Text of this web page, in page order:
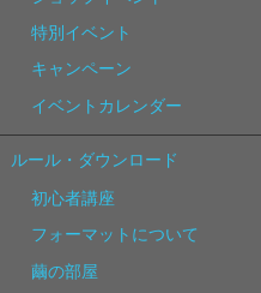
特別イベント
キャンペーン
イベントカレンダー
ルール・ダウンロード
初心者講座
フォーマットについて
繭の部屋